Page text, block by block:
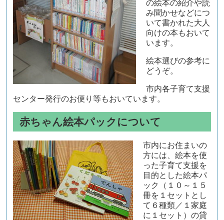
の絵本の紹介や読
み聞かせなどにつ
いて書かれた大人
向けの本もおいて
います。
絵本選びの参考に
どうぞ。
市内各子育て支援
センター発行のお便り等もおいています。
赤ちゃん絵本パックについて
市内にお住まいの
方には、絵本を使
った子育て支援を
目的とした絵本パ
ック（１０～１５
冊を１セットとし
て６種類／１家庭
に１セット）の貸